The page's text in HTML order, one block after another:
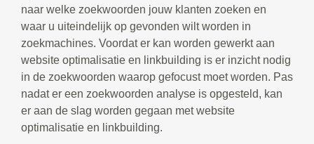
naar welke zoekwoorden jouw klanten zoeken en
waar u uiteindelijk op gevonden wilt worden in
zoekmachines. Voordat er kan worden gewerkt aan
website optimalisatie en linkbuilding is er inzicht nodig
in de zoekwoorden waarop gefocust moet worden. Pas
nadat er een zoekwoorden analyse is opgesteld, kan
er aan de slag worden gegaan met website
optimalisatie en linkbuilding.